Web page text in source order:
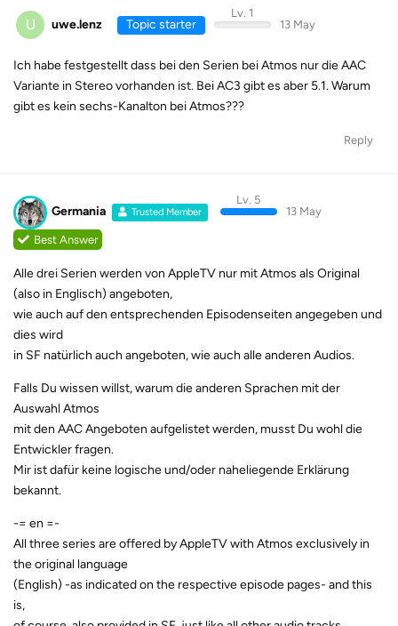
U uwe.lenz Topic starter
Lv. 1
13 May
Ich habe festgestellt dass bei den Serien bei Atmos nur die AAC
Variante in Stereo vorhanden ist. Bei AC3 gibt es aber 5.1. Warum
gibt es kein sechs-Kanalton bei Atmos???
Reply
Germania Trusted Member
Lv. 5
13 May
Best Answer
Alle drei Serien werden von AppleTV nur mit Atmos als Original
(also in Englisch) angeboten,
wie auch auf den entsprechenden Episodenseiten angegeben und
dies wird
in SF natürlich auch angeboten, wie auch alle anderen Audios.
Falls Du wissen willst, warum die anderen Sprachen mit der
Auswahl Atmos
mit den AAC Angeboten aufgelistet werden, musst Du wohl die
Entwickler fragen.
Mir ist dafür keine logische und/oder naheliegende Erklärung
bekannt.
-= en =-
All three series are offered by AppleTV with Atmos exclusively in
the original language
(English) -as indicated on the respective episode pages- and this
is,